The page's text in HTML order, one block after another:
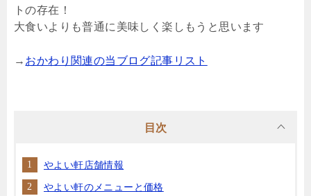
トの存在！
大食いよりも普通に美味しく楽しもうと思います
→ おかわり関連の当ブログ記事リスト
目次
やよい軒店舗情報
やよい軒のメニューと価格